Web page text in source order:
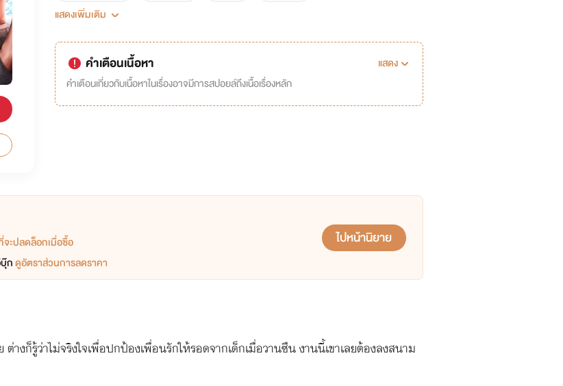
friendwithbenefit
แสดงเพิ่มเติม
คำเตือนเนื้อหา
แสดง
คำเตือนเกี่ยวกับเนื้อหาในเรื่องอาจมีการสปอยล์ถึงเนื้อเรื่องหลัก
ะปลดล็อกเมื่อซื้อ
กดูอัตราส่วนการลดราคา
ไปหน้านิยาย
างก็รู้ว่าไม่จริงใจเพื่อปกป้องเพื่อนรักให้รอดจากเด็กเมื่อวานซืน งานนี้เขาเลยต้องลงสนาม